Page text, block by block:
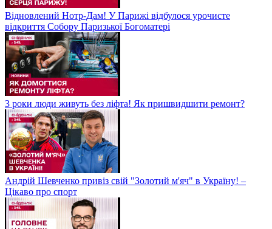
Відновлений Нотр-Дам! У Парижі відбулося урочисте
відкриття Собору Паризької Богоматері
3 роки люди живуть без ліфта! Як пришвидшити ремонт?
Андрій Шевченко привіз свій "Золотий м'яч" в Україну! –
Цікаво про спорт